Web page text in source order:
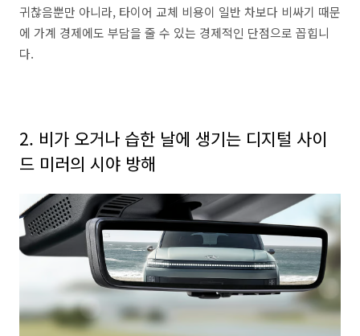
귀찮음뿐만 아니라, 타이어 교체 비용이 일반 차보다 비싸기 때문
에 가계 경제에도 부담을 줄 수 있는 경제적인 단점으로 꼽힙니
다.
2. 비가 오거나 습한 날에 생기는 디지털 사이
드 미러의 시야 방해